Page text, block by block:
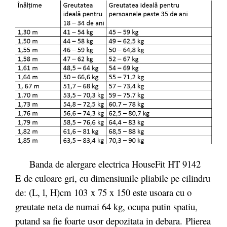
Banda de alergare electrica HouseFit HT 9142
E de culoare gri, cu dimensiunile pliabile pe cilindru
de: (L, l, H)cm 103 x 75 x 150 este usoara cu o
greutate neta de numai 64 kg, ocupa putin spatiu,
putand sa fie foarte usor depozitata in debara. Plierea